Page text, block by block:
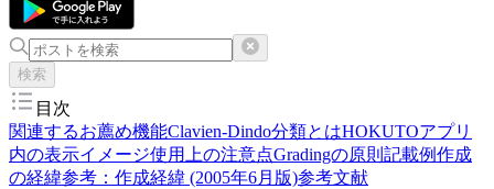
検索
目次
関連するお薦め機能Clavien-Dindo分類とはHOKUTOアプリ
内の表示イメージ使用上の注意点Gradingの原則 記載例作成
の経緯参考：作成経緯 (2005年6月版)参考文献